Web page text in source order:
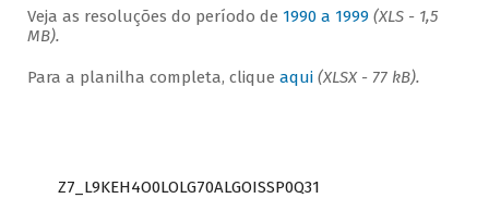
Veja as resoluções do período de 1990 a 1999 (XLS - 1,5
MB).
Para a planilha completa, clique aqui (XLSX - 77 kB).
Z7_L9KEH4O0LOLG70ALGOISSP0Q31